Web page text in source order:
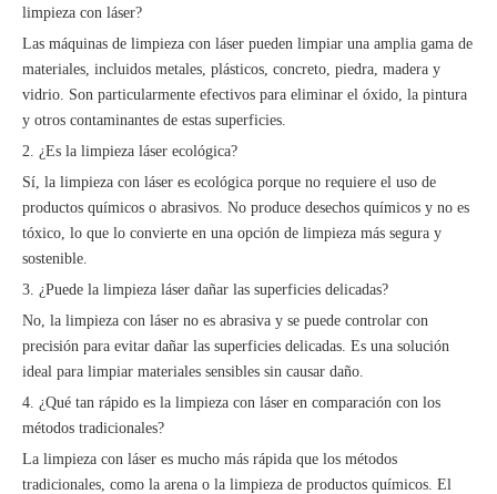
limpieza con láser?
Las máquinas de limpieza con láser pueden limpiar una amplia gama de
materiales, incluidos metales, plásticos, concreto, piedra, madera y
vidrio. Son particularmente efectivos para eliminar el óxido, la pintura
y otros contaminantes de estas superficies.
2. ¿Es la limpieza láser ecológica?
Sí, la limpieza con láser es ecológica porque no requiere el uso de
productos químicos o abrasivos. No produce desechos químicos y no es
tóxico, lo que lo convierte en una opción de limpieza más segura y
sostenible.
3. ¿Puede la limpieza láser dañar las superficies delicadas?
No, la limpieza con láser no es abrasiva y se puede controlar con
precisión para evitar dañar las superficies delicadas. Es una solución
ideal para limpiar materiales sensibles sin causar daño.
4. ¿Qué tan rápido es la limpieza con láser en comparación con los
métodos tradicionales?
La limpieza con láser es mucho más rápida que los métodos
tradicionales, como la arena o la limpieza de productos químicos. El